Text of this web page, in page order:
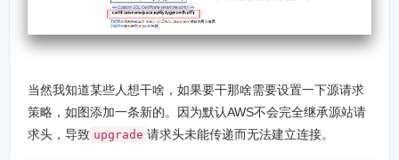
当然我知道某些人想干啥，如果要干那啥需要设置一下源请求
策略，如图添加一条新的。因为默认AWS不会完全继承源站请
求头，导致 upgrade 请求头未能传递而无法建立连接。